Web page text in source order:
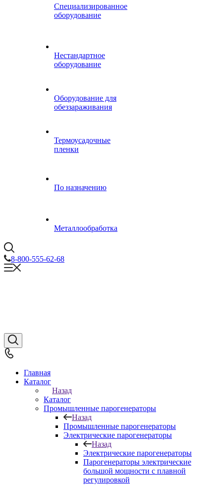
Специализированное
оборудование
Нестандартное
оборудование
Оборудование для
обеззараживания
Термоусадочные
пленки
По назначению
Металлообработка
8-800-555-62-68
Главная
Каталог
Назад
Каталог
Промышленные парогенераторы
Назад
Промышленные парогенераторы
Электрические парогенераторы
Назад
Электрические парогенераторы
Парогенераторы электрические
большой мощности с плавной
регулировкой